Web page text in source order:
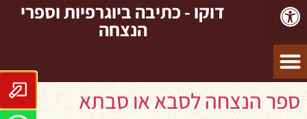
פתח סרגל נגישות דוקו - כתיבה ביוגרפיות וספרי
הנצחה
ספר הנצחה לסבא או סבתא